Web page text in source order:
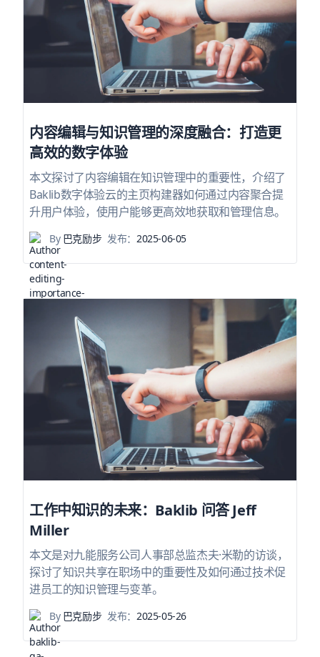
内容编辑与知识管理的深度融合：打造更
高效的数字体验
本文探讨了内容编辑在知识管理中的重要性，介绍了
Baklib数字体验云的主页构建器如何通过内容聚合提
升用户体验，使用户能够更高效地获取和管理信息。
By巴克励步 发布： 2025-06-05
工作中知识的未来：Baklib 问答 Jeff
Miller
本文是对九能服务公司人事部总监杰夫·米勒的访谈，
探讨了知识共享在职场中的重要性及如何通过技术促
进员工的知识管理与变革。
By巴克励步 发布：2025-05-26